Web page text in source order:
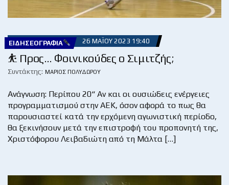
ΕΙΔΗΣΕΟΓΡΑΦΊΑ 26 ΜΑΪ́ΟΥ 2023 19:40
⛹ Προς… Φοινικούδες ο Σιμιτζής;
Συντάκτης: ΜΆΡΙΟΣ ΠΟΛΥΔΏΡΟΥ
Ανάγνωση: Περίπου 20“ Αν και οι ουσιώδεις ενέργειες
προγραμματισμού στην ΑΕΚ, όσον αφορά το πως θα
παρουσιαστεί κατά την ερχόμενη αγωνιστική περίοδο,
θα ξεκινήσουν μετά την επιστροφή του προπονητή της,
Χριστόφορου Λειβαδιώτη από τη Μάλτα […]